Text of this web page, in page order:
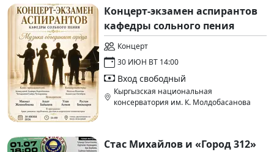
Концерт-экзамен аспирантов
кафедры сольного пения
Концерт
30 ИЮН ВТ 14:00
Вход свободный
Кыргызская национальная
консерватория им. К. Молдобасанова
Стас Михайлов и «Город 312»